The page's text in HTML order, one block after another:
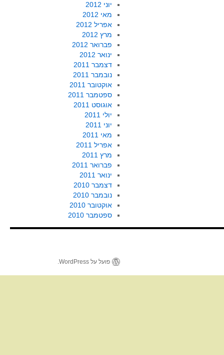
יוני 2012
מאי 2012
אפריל 2012
מרץ 2012
פברואר 2012
ינואר 2012
דצמבר 2011
נובמבר 2011
אוקטובר 2011
ספטמבר 2011
אוגוסט 2011
יולי 2011
יוני 2011
מאי 2011
אפריל 2011
מרץ 2011
פברואר 2011
ינואר 2011
דצמבר 2010
נובמבר 2010
אוקטובר 2010
ספטמבר 2010
פועל על WordPress.